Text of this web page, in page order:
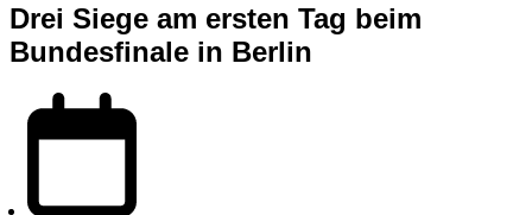
Drei Siege am ersten Tag beim
Bundesfinale in Berlin